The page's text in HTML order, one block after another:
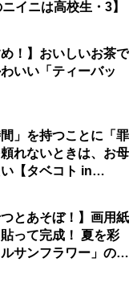
イニは高校生・3】
！】おいしいお茶で
いい「ティーバッ
」を持つことに「罪
れないときは、お母
【タベコト in
とあそぼ！】画用紙
って完成！ 夏を彩
サンフラワー」の作